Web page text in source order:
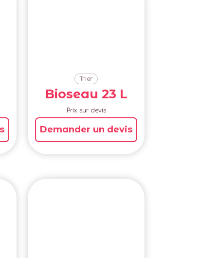
Trier
Bioseau 23 L
Prix sur devis
Demander un devis